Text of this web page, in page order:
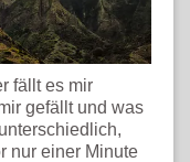
fällt es mir
gefällt und was
nur einer Minute